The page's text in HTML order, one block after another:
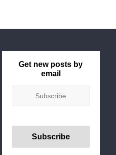
Get new posts by
email